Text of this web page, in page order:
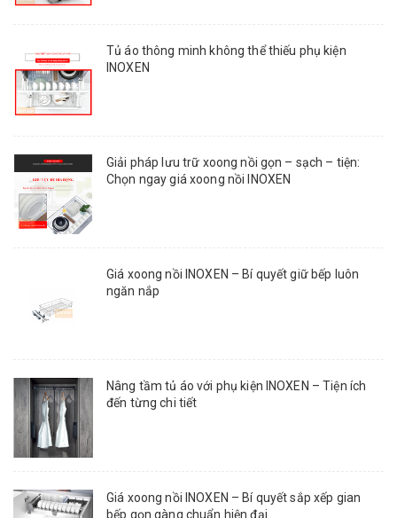
Tủ áo thông minh không thể thiếu phụ kiện
INOXEN
Giải pháp lưu trữ xoong nồi gọn – sạch – tiện:
Chọn ngay giá xoong nồi INOXEN
Giá xoong nồi INOXEN – Bí quyết giữ bếp luôn
ngăn nắp
Nâng tầm tủ áo với phụ kiện INOXEN – Tiện ích
đến từng chi tiết
Giá xoong nồi INOXEN – Bí quyết sắp xếp gian
bếp gọn gàng chuẩn hiện đại